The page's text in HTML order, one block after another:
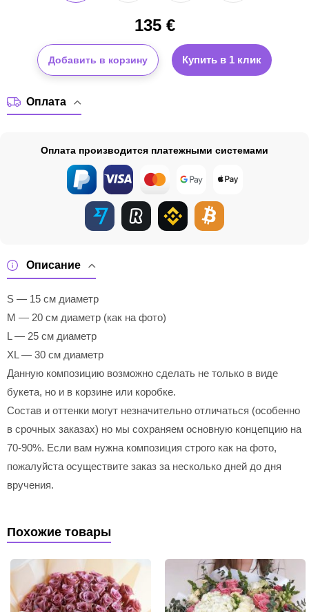
135€
Добавить в корзину Купить в 1 клик
Описание
S — 15 см диаметр
M — 20 см диаметр (как на фото)
L — 25 см диаметр
XL — 30 см диаметр
Данную композицию возможно сделать не только в виде
букета, но и в корзине или коробке.
Состав и оттенки могут незначительно отличаться (особенно
в срочных заказах) но мы сохраняем основную концепцию на
70-90%. Если вам нужна композиция строго как на фото,
пожалуйста осуществите заказ за несколько дней до дня
вручения.
Оплата
Оплата производится платежными системами
Похожие товары